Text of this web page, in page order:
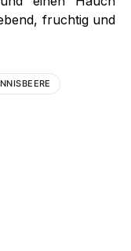
fruchtig und